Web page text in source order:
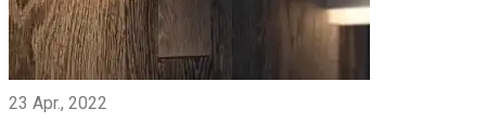
23 Apr., 2022